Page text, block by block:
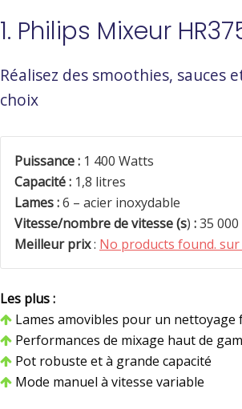
1. Philips Mixeur
Réalisez des smoothies,
choix
Puissance : 1 400 Watts
Capacité : 1,8 litres
Lames :6 – acier inoxydable
Vitesse/nombre de vitesse (s) :35
Meilleur prix: No products found. sur
Les plus :
Lames amovibles pour un nettoyage
Performances de mixage haut de
Pot robuste et à grande capacité
Mode manuel à vitesse variable